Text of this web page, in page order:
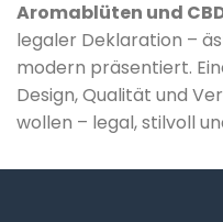
Aromablüten und
legaler Deklaration –
modern präsentiert.
Design, Qualität und
wollen – legal, stilvoll